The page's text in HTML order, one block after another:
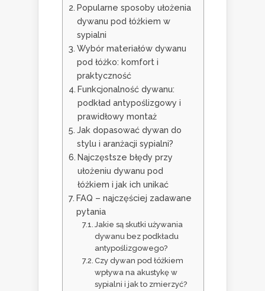
Popularne sposoby ułożenia
dywanu pod łóżkiem w
sypialni
Wybór materiałów dywanu
pod łóżko: komfort i
praktyczność
Funkcjonalność dywanu:
podkład antypoślizgowy i
prawidłowy montaż
Jak dopasować dywan do
stylu i aranżacji sypialni?
Najczęstsze błędy przy
ułożeniu dywanu pod
łóżkiem i jak ich unikać
FAQ – najczęściej zadawane
pytania
Jakie są skutki używania
dywanu bez podkładu
antypoślizgowego?
Czy dywan pod łóżkiem
wpływa na akustykę w
sypialni i jak to zmierzyć?